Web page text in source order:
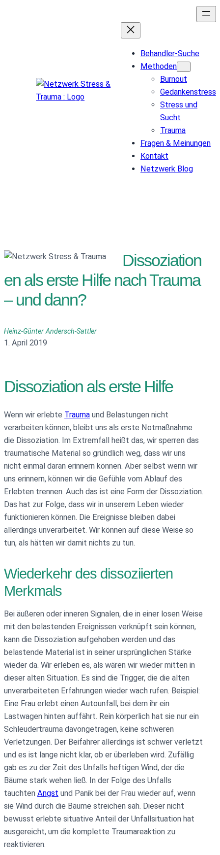
Behandler-Suche
Methoden
Burnout
Gedankenstress
Stress und
Sucht
Trauma
Fragen & Meinungen
Kontakt
Netzwerk Blog
Dissoziation
en als erste Hilfe nach Trauma
– und dann?
Heinz-Günter Andersch-Sattler
1. April 2019
Dissoziation als erste Hilfe
Wenn wir erlebte Trauma und Belastungen nicht
verarbeiten können, bleibt uns als erste Notmaßnahme
die Dissoziation. Im Extremfall heißt das, wir sperren das
traumatische Material so gründlich weg, dass wir uns
nicht einmal daran erinnern können. Aber selbst wenn wir
uns erinnern, können wir die Gefühle vom Ablauf des
Erlebten trennen. Auch das ist eine Form der Dissoziation.
Das hat zur Folge, dass wir in unserem Leben wieder
funktionieren können. Die Ereignisse bleiben dabei
allerdings unverarbeitet. Wir können auf diese Weise so
tun, als hätten wir damit nichts zu tun.
Wiederkehr des dissoziierten
Merkmals
Bei äußeren oder inneren Signalen, die in einer losen Weise
mit den belastenden Ereignissen verknüpft sein können,
kann die Dissoziation aufgehoben werden und das
belastende Material ist in seiner ursprünglichen Stärke
wieder da. Wir erleben es, als wären wir wieder mitten in
dieser alten Situation. Es sind die Trigger, die die alten
unverarbeiteten Erfahrungen wieder wach rufen. Beispiel:
Eine Frau erlebt einen Autounfall, bei dem ihr ein
Lastwagen hinten auffährt. Rein körperlich hat sie nur ein
Schleudertrauma davongetragen, keine schweren
Verletzungen. Der Beifahrer allerdings ist schwer verletzt
und es ist lange nicht klar, ob er überleben wird. Zufällig
gab es zu der Zeit des Unfalls heftigen Wind, der die
Bäume stark wehen ließ. In der Folge des Unfalls
tauchten Angst und Panik bei der Frau wieder auf, wenn
sie Wind durch die Bäume streichen sah. Dieser nicht
bewusst erlebte situative Anteil der Unfallsituation hat
ausgereicht, um die komplette Traumareaktion zu
reaktivieren.